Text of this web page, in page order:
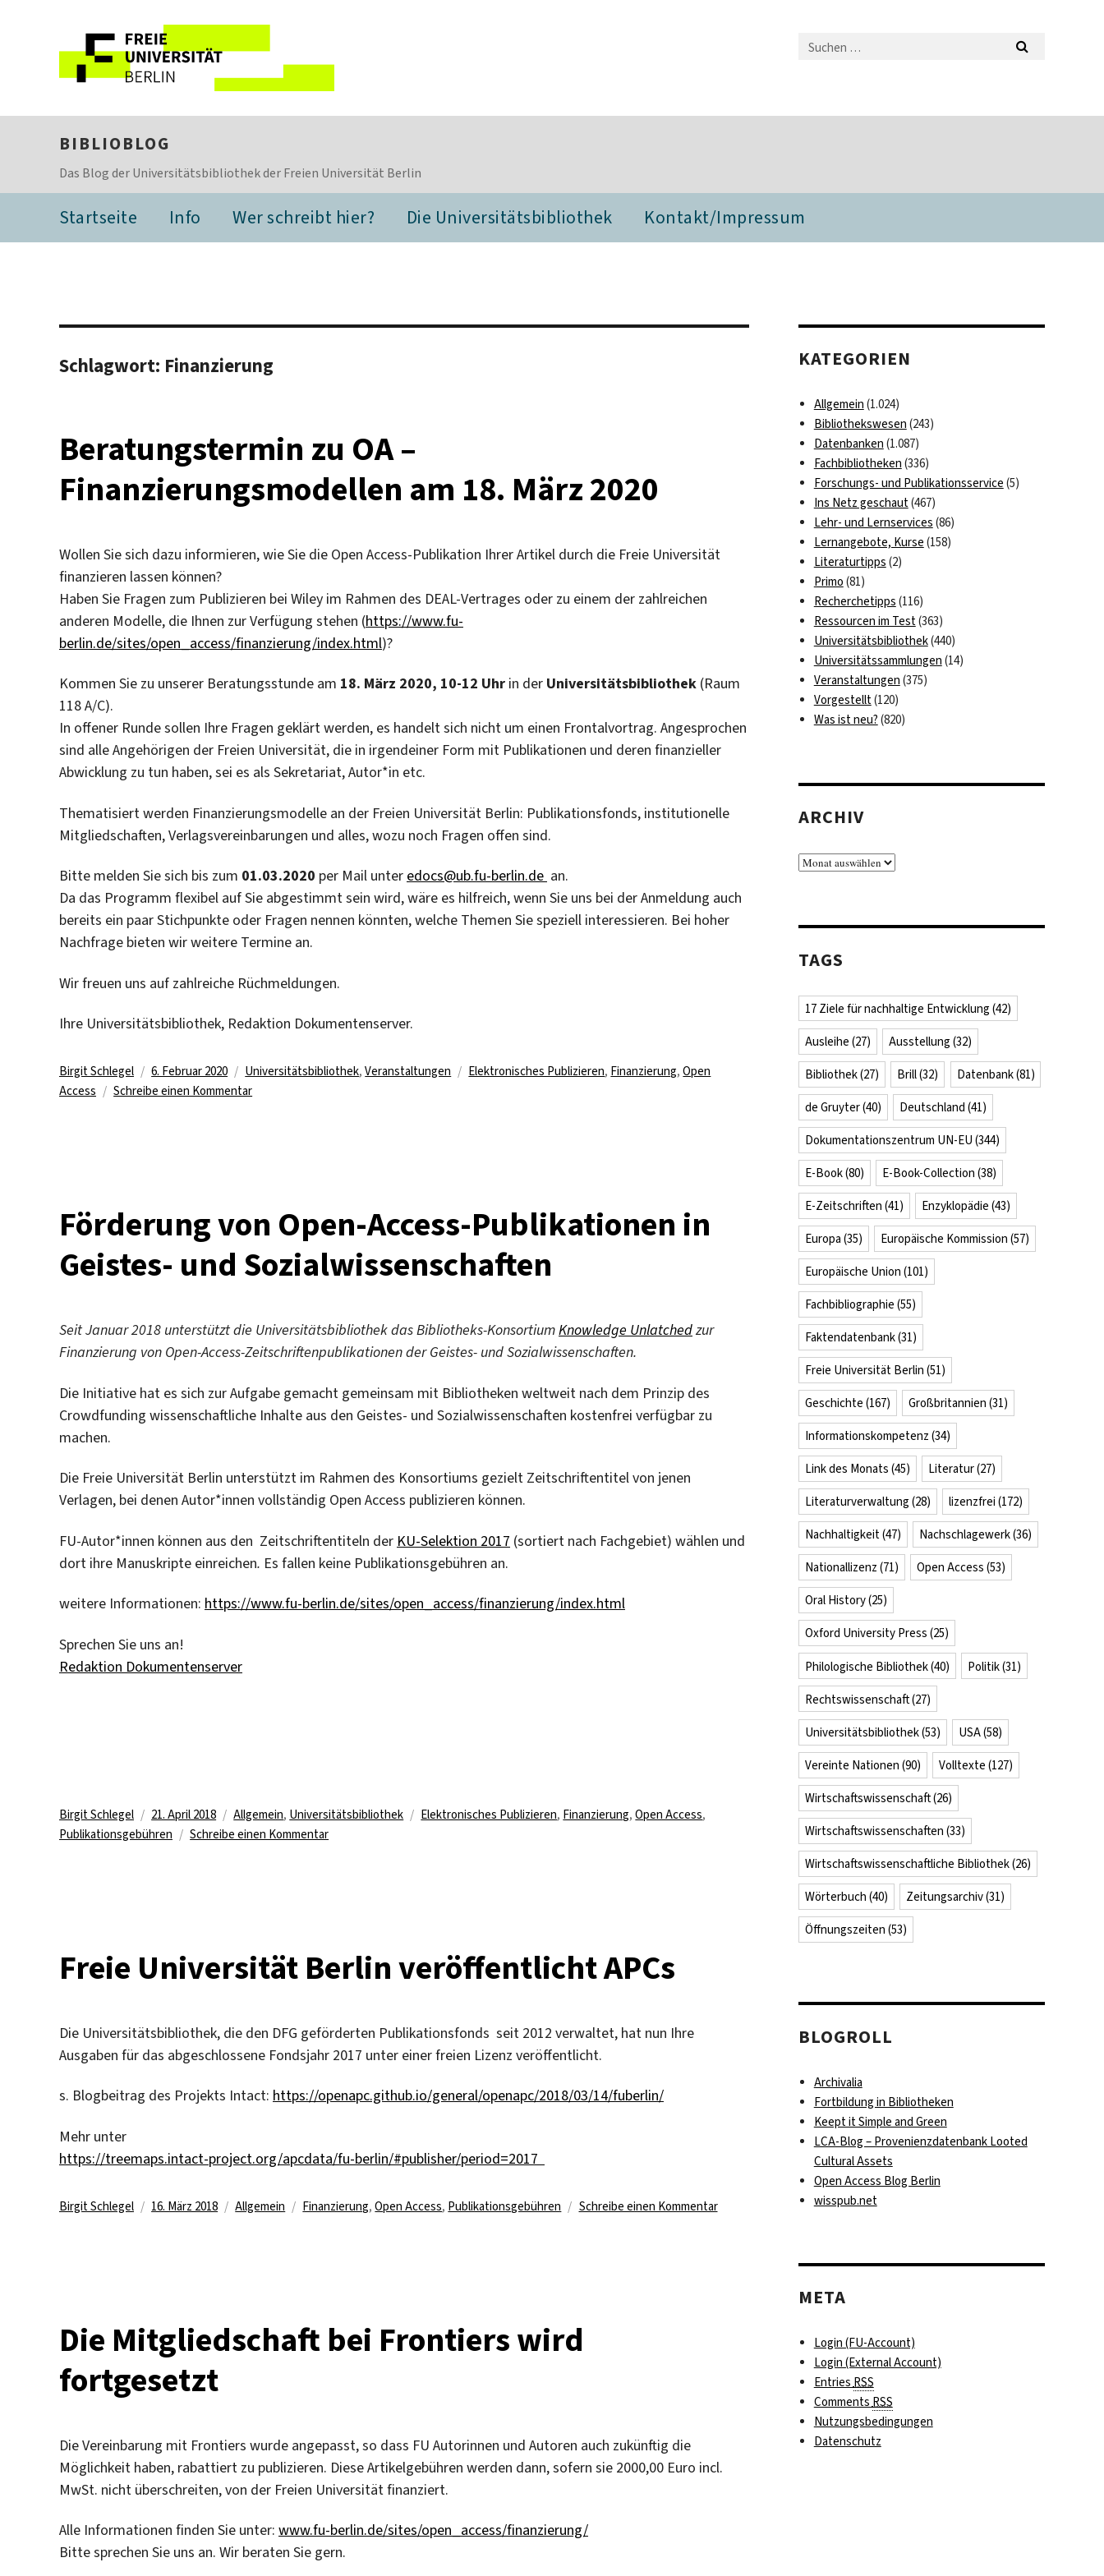
BIBLIOBLOG
Das Blog der Universitätsbibliothek der Freien Universität Berlin
Startseite Info Wer schreibt hier? Die Universitätsbibliothek Kontakt/Impressum
Schlagwort: Finanzierung
Beratungstermin zu OA –
Finanzierungsmodellen am 18. März 2020
Wollen Sie sich dazu informieren, wie Sie die Open Access-Publikation Ihrer Artikel durch die Freie Universität
finanzieren lassen können?
Haben Sie Fragen zum Publizieren bei Wiley im Rahmen des DEAL-Vertrages oder zu einem der zahlreichen
anderen Modelle, die Ihnen zur Verfügung stehen (https://www.fu-
berlin.de/sites/open_access/finanzierung/index.html)?
Kommen Sie zu unserer Beratungsstunde am 18. März 2020, 10-12 Uhr in der Universitätsbibliothek (Raum
118 A/C).
In offener Runde sollen Ihre Fragen geklärt werden, es handelt sich nicht um einen Frontalvortrag. Angesprochen
sind alle Angehörigen der Freien Universität, die in irgendeiner Form mit Publikationen und deren finanzieller
Abwicklung zu tun haben, sei es als Sekretariat, Autor*in etc.
Thematisiert werden Finanzierungsmodelle an der Freien Universität Berlin: Publikationsfonds, institutionelle
Mitgliedschaften, Verlagsvereinbarungen und alles, wozu noch Fragen offen sind.
Bitte melden Sie sich bis zum 01.03.2020 per Mail unter edocs@ub.fu-berlin.de an.
Da das Programm flexibel auf Sie abgestimmt sein wird, wäre es hilfreich, wenn Sie uns bei der Anmeldung auch
bereits ein paar Stichpunkte oder Fragen nennen könnten, welche Themen Sie speziell interessieren. Bei hoher
Nachfrage bieten wir weitere Termine an.
Wir freuen uns auf zahlreiche Rüchmeldungen.
Ihre Universitätsbibliothek, Redaktion Dokumentenserver.
Autor
Birgit Schlegel
Veröffentlicht
am
6. Februar 2020 Kategorien
Universitätsbibliothek,Veranstaltungen Schlagwörter
Elektronisches Publizieren, Finanzierung,Open
Access
Schreibe einen Kommentarzu
18.
2020
Förderung von Open-Access-Publikationen in
Geistes- und Sozialwissenschaften
Seit Januar 2018 unterstützt die Universitätsbibliothek das Bibliotheks-KonsortiumKnowledge Unlatchedzur
Finanzierung von Open-Access-Zeitschriftenpublikationen der Geistes- und Sozialwissenschaften.
Die Initiative hat es sich zur Aufgabe gemacht gemeinsam mit Bibliotheken weltweit nach dem Prinzip des
Crowdfunding wissenschaftliche Inhalte aus den Geistes- und Sozialwissenschaften kostenfrei verfügbar zu
machen.
Die Freie Universität Berlin unterstützt im Rahmen des Konsortiums gezielt Zeitschriftentitel von jenen
Verlagen, bei denen Autor*innen vollständig Open Access publizieren können.
FU-Autor*innen können aus den Zeitschriftentiteln der KU-Selektion 2017 (sortiert nach Fachgebiet) wählen und
dort ihre Manuskripte einreichen. Es fallen keine Publikationsgebühren an.
weitere Informationen: https://www.fu-berlin.de/sites/open_access/finanzierung/index.html
Sprechen Sie uns an!
Redaktion Dokumentenserver
Autor
Birgit Schlegel
Veröffentlicht
am
21. April 2018 Kategorien
Allgemein, Universitätsbibliothek Schlagwörter
Elektronisches Publizieren, Finanzierung,Open Access,
Publikationsgebühren
Schreibe einen Kommentarzu
Geistes-
Freie Universität Berlin veröffentlicht APCs
Die Universitätsbibliothek, die den DFG geförderten Publikationsfonds seit 2012 verwaltet, hat nun Ihre
Ausgaben für das abgeschlossene Fondsjahr 2017 unter einer freien Lizenz veröffentlicht.
s. Blogbeitrag des Projekts Intact: https://openapc.github.io/general/openapc/2018/03/14/fuberlin/
Mehr unter
https://treemaps.intact-project.org/apcdata/fu-berlin/#publisher/period=2017
Autor
Birgit Schlegel
Veröffentlicht
16. März 2018 Kategorien
Allgemein Schlagwörter
Finanzierung,Open Access, Publikationsgebühren Schreibe einen Kommentarzu
Die Mitgliedschaft bei Frontiers wird
fortgesetzt
Die Vereinbarung mit Frontiers wurde angepasst, so dass FU Autorinnen und Autoren auch zukünftig die
Möglichkeit haben, rabattiert zu publizieren. Diese Artikelgebühren werden dann, sofern sie 2000,00 Euro incl.
MwSt. nicht überschreiten, von der Freien Universität finanziert.
Alle Informationen finden Sie unter: www.fu-berlin.de/sites/open_access/finanzierung/
Bitte sprechen Sie uns an. Wir beraten Sie gern.
KATEGORIEN
Allgemein (1.024)
Bibliothekswesen (243)
Datenbanken (1.087)
Fachbibliotheken (336)
Forschungs- und Publikationsservice (5)
Ins Netz geschaut(467)
Lehr- und Lernservices (86)
Lernangebote, Kurse (158)
Literaturtipps (2)
Primo (81)
Recherchetipps (116)
Ressourcen im Test(363)
Universitätsbibliothek(440)
Universitätssammlungen (14)
Veranstaltungen (375)
Vorgestellt(120)
Was ist neu? (820)
ARCHIV
Archiv
TAGS
17 Ziele für nachhaltige Entwicklung (42)
Ausleihe (27) Ausstellung (32)
Bibliothek(27) Brill(32) Datenbank(81)
de Gruyter(40) Deutschland (41)
Dokumentationszentrum UN-EU (344)
E-Book(80) E-Book-Collection (38)
E-Zeitschriften (41) Enzyklopädie (43)
Europa (35) Europäische Kommission (57)
Europäische Union (101)
Fachbibliographie (55)
Faktendatenbank(31)
Freie Universität Berlin (51)
Geschichte (167) Großbritannien (31)
Informationskompetenz (34)
Link des Monats (45) Literatur(27)
Literaturverwaltung (28) lizenzfrei (172)
Nachhaltigkeit(47) Nachschlagewerk(36)
Nationallizenz (71) Open Access (53)
Oral History(25)
Oxford University Press (25)
Philologische Bibliothek(40) Politik(31)
Rechtswissenschaft(27)
Universitätsbibliothek(53) USA(58)
Vereinte Nationen (90) Volltexte (127)
Wirtschaftswissenschaft(26)
Wirtschaftswissenschaften (33)
Wirtschaftswissenschaftliche Bibliothek(26)
Wörterbuch (40) Zeitungsarchiv(31)
Öffnungszeiten (53)
BLOGROLL
Archivalia
Fortbildung in Bibliotheken
Keept it Simple and Green
LCA-Blog – Provenienzdatenbank Looted
Cultural Assets
Open Access Blog Berlin
wisspub.net
META
Login (FU-Account)
Login (External Account)
EntriesRSS
CommentsRSS
Nutzungsbedingungen
Datenschutz